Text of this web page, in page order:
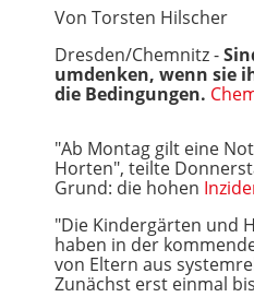
Von Torsten Hilscher
Dresden/Chemnitz -
umdenken, wenn sie
die Bedingungen.
"Ab Montag gilt eine
Horten", teilte
Grund: die hohen
"Die Kindergärten und
haben in der
von Eltern aus
Zunächst erst einmal